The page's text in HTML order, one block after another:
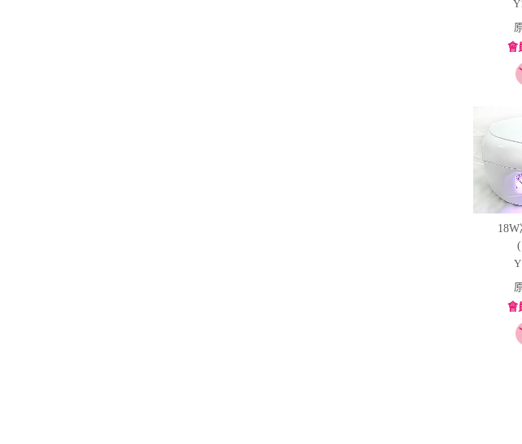
會
會